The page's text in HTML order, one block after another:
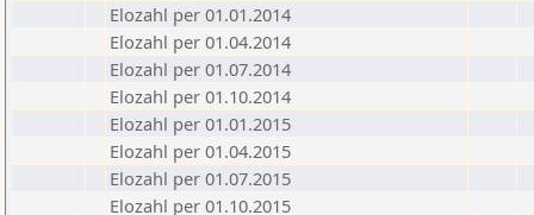
Elozahl per 01.01.2014
Elozahl per 01.04.2014
Elozahl per 01.07.2014
Elozahl per 01.10.2014
Elozahl per 01.01.2015
Elozahl per 01.04.2015
Elozahl per 01.07.2015
Elozahl per 01.10.2015